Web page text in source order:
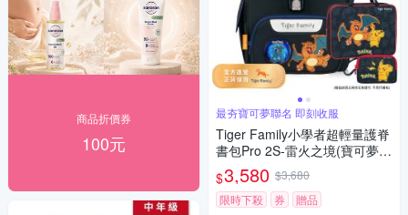
商品折價券
100元
最夯寶可夢聯名 即刻收服
Tiger Family小學者超輕量護脊
書包Pro 2S-雷火之境(寶可夢聯
名款)
$3,580 $3,680
限時下殺
券 贈品